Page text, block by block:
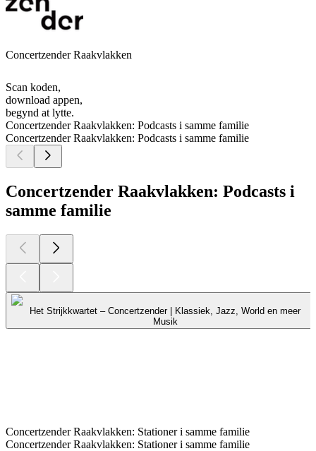
Concertzender Raakvlakken
Scan koden,
download appen,
begynd at lytte.
Concertzender Raakvlakken: Podcasts i samme familie
Concertzender Raakvlakken: Podcasts i samme familie
Concertzender Raakvlakken: Podcasts i
samme familie
Het Strijkkwartet – Concertzender | Klassiek, Jazz, World en meer
Musik
Concertzender Raakvlakken: Stationer i samme familie
Concertzender Raakvlakken: Stationer i samme familie